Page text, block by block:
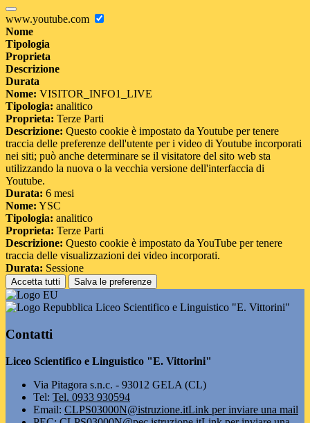
www.youtube.com
Nome
Tipologia
Proprieta
Descrizione
Durata
Nome: VISITOR_INFO1_LIVE
Tipologia: analitico
Proprieta: Terze Parti
Descrizione: Questo cookie è impostato da Youtube per tenere
traccia delle preferenze dell'utente per i video di Youtube incorporati
nei siti; può anche determinare se il visitatore del sito web sta
utilizzando la nuova o la vecchia versione dell'interfaccia di
Youtube.
Durata: 6 mesi
Nome: YSC
Tipologia: analitico
Proprieta: Terze Parti
Descrizione: Questo cookie è impostato da YouTube per tenere
traccia delle visualizzazioni dei video incorporati.
Durata: Sessione
Accetta tutti Salva le preferenze
Liceo Scientifico e Linguistico "E. Vittorini"
Contatti
Liceo Scientifico e Linguistico "E. Vittorini"
Via Pitagora s.n.c. - 93012 GELA (CL)
Tel: Tel. 0933 930594
Email: CLPS03000N@istruzione.itLink per inviare una mail